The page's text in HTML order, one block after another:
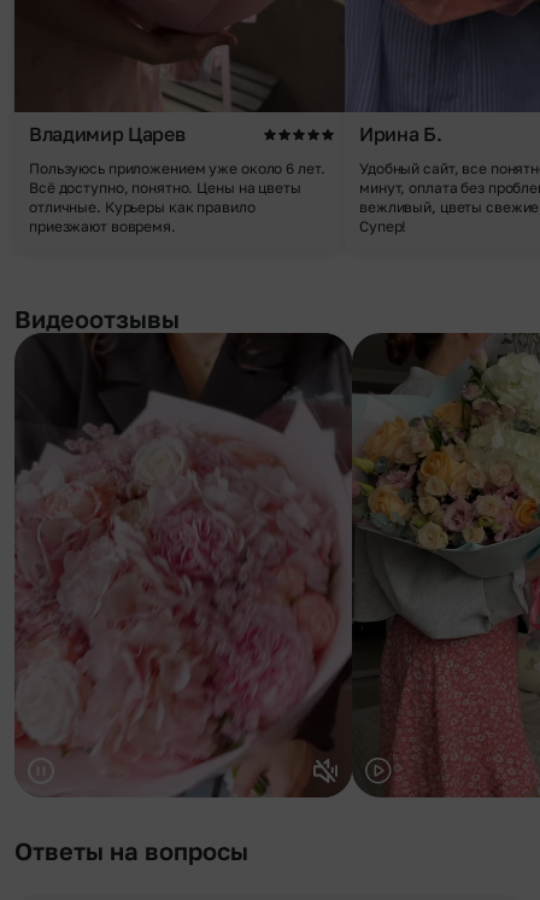
Владимир Царев
Пользуюсь приложением уже около 6 лет.
Всё доступно, понятно. Цены на цветы
отличные. Курьеры как правило
приезжают вовремя.
Ирина Б.
Удобный сайт, все
минут, оплата без
вежливый, цветы
Супер!
Видеоотзывы
Ответы на вопросы